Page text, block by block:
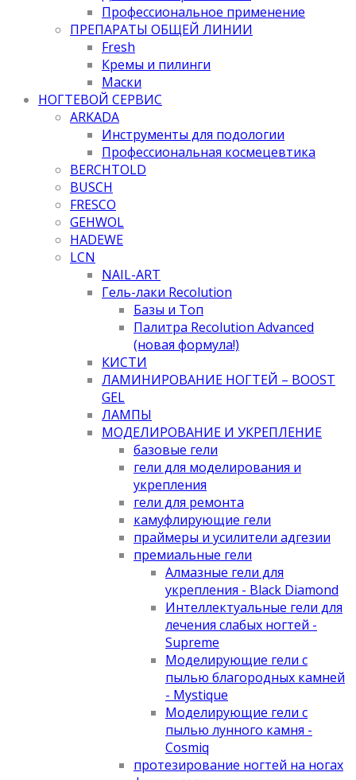
Профессиональное применение
ПРЕПАРАТЫ ОБЩЕЙ ЛИНИИ
Fresh
Кремы и пилинги
Маски
НОГТЕВОЙ СЕРВИС
ARKADA
Инструменты для подологии
Профессиональная космецевтика
BERCHTOLD
BUSCH
FRESCO
GEHWOL
HADEWE
LCN
NAIL-ART
Гель-лаки Recolution
Базы и Топ
Палитра Recolution Advanced
(новая формула!)
КИСТИ
ЛАМИНИРОВАНИЕ НОГТЕЙ – BOOST
GEL
ЛАМПЫ
МОДЕЛИРОВАНИЕ И УКРЕПЛЕНИЕ
базовые гели
гели для моделирования и
укрепления
гели для ремонта
камуфлирующие гели
праймеры и усилители адгезии
премиальные гели
Алмазные гели для
укрепления - Black Diamond
Интеллектуальные гели для
лечения слабых ногтей -
Supreme
Моделирующие гели с
пылью благородных камней
- Mystique
Моделирующие гели с
пылью лунного камня -
Cosmiq
протезирование ногтей на ногах